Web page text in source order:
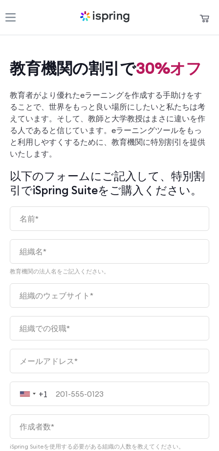
パートナー
お問い合わせ
サポート
お役立ち資料
言語
+1 800 640 0868
sales@ispring.jp
マイアカウント
教育機関の割引で30%オフ
教育者がより優れたeラーニングを作成する手助けをす
ることで、世界をもっと良い場所にしたいと私たちは考
えています。そして、教師と大学教授はまさに違いを作
る人であると信じています。eラーニングツールをもっ
と利用しやすくするために、教育機関に特別割引を提供
いたします。
以下のフォームにご記入して、特別割
引でiSpring Suiteをご購入ください。
教育機関の法人名をご記入ください。
+1
iSpring Suiteを使用する必要がある組織の人数を教えてください。